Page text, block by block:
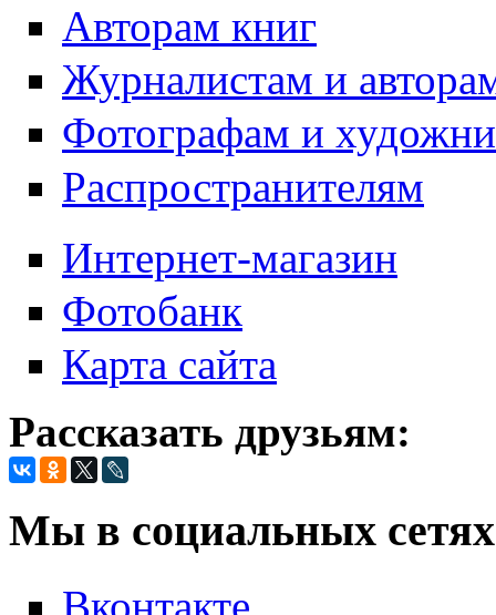
Авторам книг
Журналистам и
Фотографам и
Распространителям
Интернет-магазин
Фотобанк
Карта сайта
Рассказать друзьям:
Мы в социальных
Вконтакте